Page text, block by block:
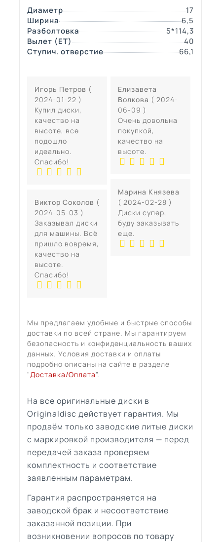
Диаметр
17
Ширина
6,5
Разболтовка
5*114,3
Вылет (ЕТ)
40
Ступич. отверстие
66,1
Игорь Петров (
2024-01-22 )
Купил диски,
качество на
высоте, все
подошло
идеально.
Спасибо!
Виктор Соколов (
2024-05-03 )
Заказывал диски
для машины. Всё
пришло вовремя,
качество на
высоте.
Спасибо!
Елизавета
Волкова ( 2024-
06-09 )
Очень довольна
покупкой,
качество на
высоте.
Марина Князева
( 2024-02-28 )
Диски супер,
буду заказывать
еще.
Мы предлагаем удобные и быстрые способы
доставки по всей стране. Мы гарантируем
безопасность и конфиденциальность ваших
данных. Условия доставки и оплаты
подробно описаны на сайте в разделе
"Доставка/Оплата".
На все оригинальные диски в
Originaldisc действует гарантия. Мы
продаём только заводские литые диски
с маркировкой производителя — перед
передачей заказа проверяем
комплектность и соответствие
заявленным параметрам.
Гарантия распространяется на
заводской брак и несоответствие
заказанной позиции. При
возникновении вопросов по товару